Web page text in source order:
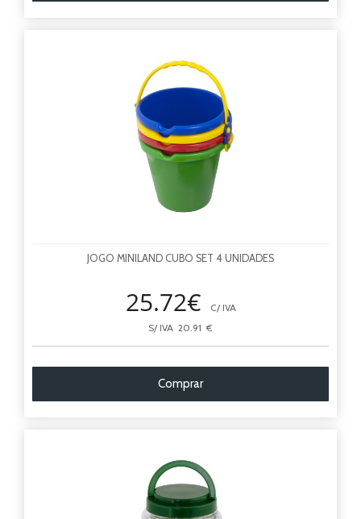
JOGO MINILAND CUBO SET 4 UNIDADES
25.72€
C/ IVA
S/ IVA 20.91 €
Comprar